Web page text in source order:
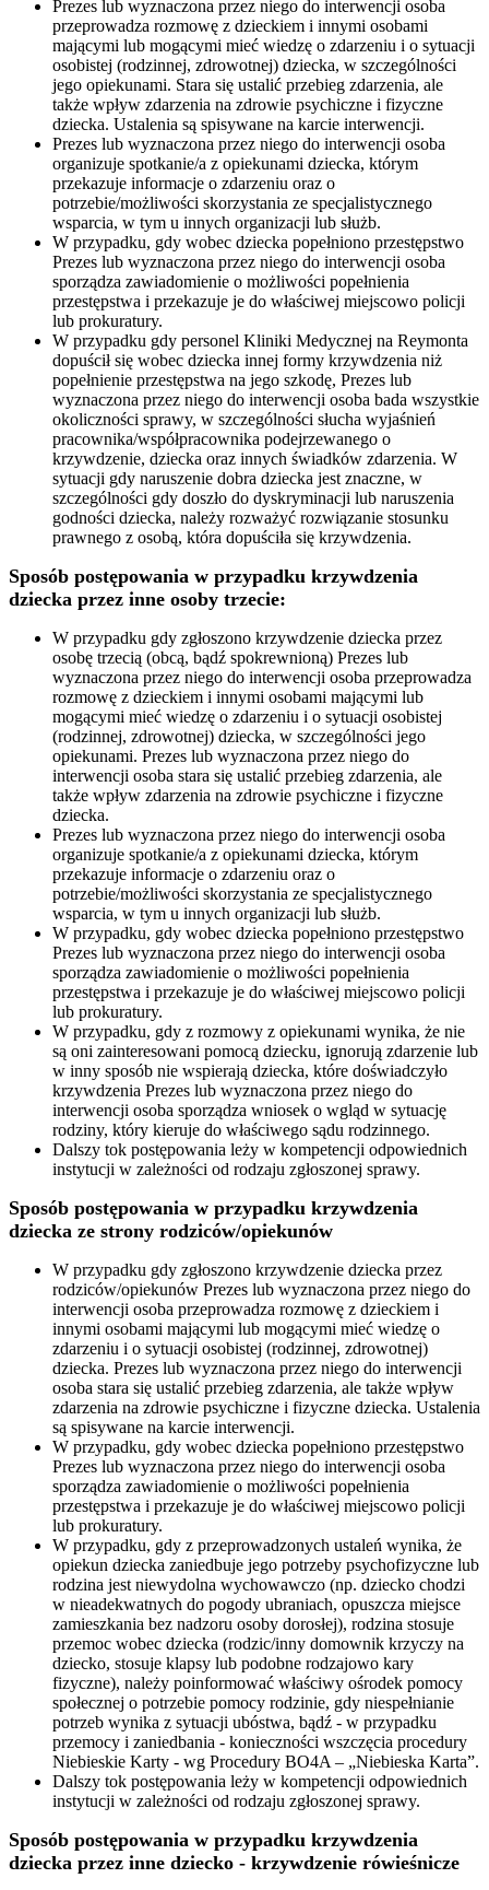
Prezes lub wyznaczona przez niego do interwencji osoba
przeprowadza rozmowę z dzieckiem i innymi osobami
mającymi lub mogącymi mieć wiedzę o zdarzeniu i o sytuacji
osobistej (rodzinnej, zdrowotnej) dziecka, w szczególności
jego opiekunami. Stara się ustalić przebieg zdarzenia, ale
także wpływ zdarzenia na zdrowie psychiczne i fizyczne
dziecka. Ustalenia są spisywane na karcie interwencji.
Prezes lub wyznaczona przez niego do interwencji osoba
organizuje spotkanie/a z opiekunami dziecka, którym
przekazuje informacje o zdarzeniu oraz o
potrzebie/możliwości skorzystania ze specjalistycznego
wsparcia, w tym u innych organizacji lub służb.
W przypadku, gdy wobec dziecka popełniono przestępstwo
Prezes lub wyznaczona przez niego do interwencji osoba
sporządza zawiadomienie o możliwości popełnienia
przestępstwa i przekazuje je do właściwej miejscowo policji
lub prokuratury.
W przypadku gdy personel Kliniki Medycznej na Reymonta
dopuścił się wobec dziecka innej formy krzywdzenia niż
popełnienie przestępstwa na jego szkodę, Prezes lub
wyznaczona przez niego do interwencji osoba bada wszystkie
okoliczności sprawy, w szczególności słucha wyjaśnień
pracownika/współpracownika podejrzewanego o
krzywdzenie, dziecka oraz innych świadków zdarzenia. W
sytuacji gdy naruszenie dobra dziecka jest znaczne, w
szczególności gdy doszło do dyskryminacji lub naruszenia
godności dziecka, należy rozważyć rozwiązanie stosunku
prawnego z osobą, która dopuściła się krzywdzenia.
Sposób postępowania w przypadku krzywdzenia
dziecka przez inne osoby trzecie:
W przypadku gdy zgłoszono krzywdzenie dziecka przez
osobę trzecią (obcą, bądź spokrewnioną) Prezes lub
wyznaczona przez niego do interwencji osoba przeprowadza
rozmowę z dzieckiem i innymi osobami mającymi lub
mogącymi mieć wiedzę o zdarzeniu i o sytuacji osobistej
(rodzinnej, zdrowotnej) dziecka, w szczególności jego
opiekunami. Prezes lub wyznaczona przez niego do
interwencji osoba stara się ustalić przebieg zdarzenia, ale
także wpływ zdarzenia na zdrowie psychiczne i fizyczne
dziecka.
Prezes lub wyznaczona przez niego do interwencji osoba
organizuje spotkanie/a z opiekunami dziecka, którym
przekazuje informacje o zdarzeniu oraz o
potrzebie/możliwości skorzystania ze specjalistycznego
wsparcia, w tym u innych organizacji lub służb.
W przypadku, gdy wobec dziecka popełniono przestępstwo
Prezes lub wyznaczona przez niego do interwencji osoba
sporządza zawiadomienie o możliwości popełnienia
przestępstwa i przekazuje je do właściwej miejscowo policji
lub prokuratury.
W przypadku, gdy z rozmowy z opiekunami wynika, że nie
są oni zainteresowani pomocą dziecku, ignorują zdarzenie lub
w inny sposób nie wspierają dziecka, które doświadczyło
krzywdzenia Prezes lub wyznaczona przez niego do
interwencji osoba sporządza wniosek o wgląd w sytuację
rodziny, który kieruje do właściwego sądu rodzinnego.
Dalszy tok postępowania leży w kompetencji odpowiednich
instytucji w zależności od rodzaju zgłoszonej sprawy.
Sposób postępowania w przypadku krzywdzenia
dziecka ze strony rodziców/opiekunów
W przypadku gdy zgłoszono krzywdzenie dziecka przez
rodziców/opiekunów Prezes lub wyznaczona przez niego do
interwencji osoba przeprowadza rozmowę z dzieckiem i
innymi osobami mającymi lub mogącymi mieć wiedzę o
zdarzeniu i o sytuacji osobistej (rodzinnej, zdrowotnej)
dziecka. Prezes lub wyznaczona przez niego do interwencji
osoba stara się ustalić przebieg zdarzenia, ale także wpływ
zdarzenia na zdrowie psychiczne i fizyczne dziecka. Ustalenia
są spisywane na karcie interwencji.
W przypadku, gdy wobec dziecka popełniono przestępstwo
Prezes lub wyznaczona przez niego do interwencji osoba
sporządza zawiadomienie o możliwości popełnienia
przestępstwa i przekazuje je do właściwej miejscowo policji
lub prokuratury.
W przypadku, gdy z przeprowadzonych ustaleń wynika, że
opiekun dziecka zaniedbuje jego potrzeby psychofizyczne lub
rodzina jest niewydolna wychowawczo (np. dziecko chodzi
w nieadekwatnych do pogody ubraniach, opuszcza miejsce
zamieszkania bez nadzoru osoby dorosłej), rodzina stosuje
przemoc wobec dziecka (rodzic/inny domownik krzyczy na
dziecko, stosuje klapsy lub podobne rodzajowo kary
fizyczne), należy poinformować właściwy ośrodek pomocy
społecznej o potrzebie pomocy rodzinie, gdy niespełnianie
potrzeb wynika z sytuacji ubóstwa, bądź - w przypadku
przemocy i zaniedbania - konieczności wszczęcia procedury
Niebieskie Karty - wg Procedury BO4A – „Niebieska Karta”.
Dalszy tok postępowania leży w kompetencji odpowiednich
instytucji w zależności od rodzaju zgłoszonej sprawy.
Sposób postępowania w przypadku krzywdzenia
dziecka przez inne dziecko - krzywdzenie rówieśnicze